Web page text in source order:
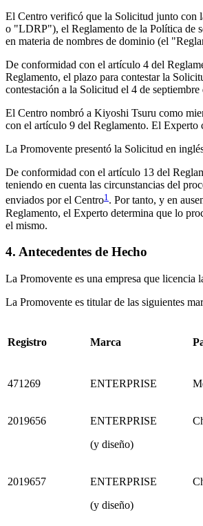
El Centro verificó que la Solicitud junto con
o "LDRP"), el Reglamento de la Política de
en materia de nombres de dominio (el
De conformidad con el artículo 4 del
Reglamento, el plazo para contestar la
contestación a la Solicitud el 4 de septiembre
El Centro nombró a Kiyoshi Tsuru como
con el artículo 9 del Reglamento. El Experto
La Promovente presentó la Solicitud en
De conformidad con el artículo 13 del
teniendo en cuenta las circunstancias del
enviados por el Centro1 . Por tanto, y en
Reglamento, el Experto determina que lo
el mismo.
4. Antecedentes de Hecho
La Promovente es una empresa que
La Promovente es titular de las siguientes
Registro Marca
471269 ENTERPRISE
2019656
ENTERPRISE
(y diseño)
2019657
ENTERPRISE
(y diseño)